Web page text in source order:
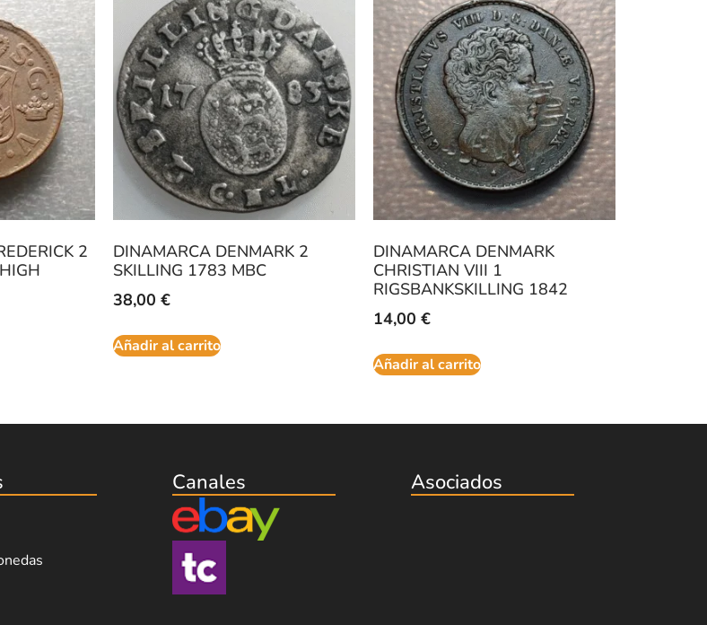
2
DINAMARCA DENMARK 2
SKILLING 1783 MBC
38,00 €
Añadir al carrito
DINAMARCA DENMARK
CHRISTIAN VIII 1
RIGSBANKSKILLING 1842
14,00 €
Añadir al carrito
Canales Asociados